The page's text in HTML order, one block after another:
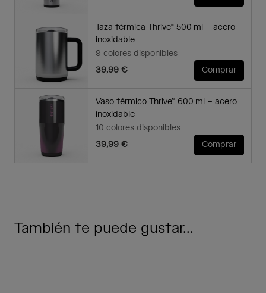
Taza térmica Thrive™ 500 ml – acero
inoxidable
9 colores disponibles
39,99 €
Comprar
Vaso térmico Thrive™ 600 ml – acero
inoxidable
10 colores disponibles
39,99 €
Comprar
También te puede gustar...